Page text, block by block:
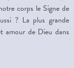
corps le Signe de
? La plus grande
amour de Dieu dans